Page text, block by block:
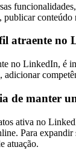
publicar conteúdo
atraente no
no LinkedIn, é
de manter
ativa no
Para
atuação.